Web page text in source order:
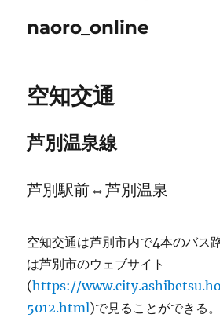
naoro_online
空知交通
芦別温泉線
芦別駅前⇔芦別温泉
空知交通は芦別市内で4本のバス
は芦別市のウェブサイト
(https://
5012.html)で見ることができる。